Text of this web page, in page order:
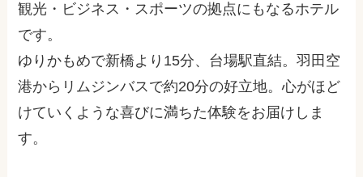
観光・ビジネス・スポーツの拠点にもなるホテル
です。
ゆりかもめで新橋より15分、台場駅直結。羽田空
港からリムジンバスで約20分の好立地。心がほど
けていくような喜びに満ちた体験をお届けしま
す。